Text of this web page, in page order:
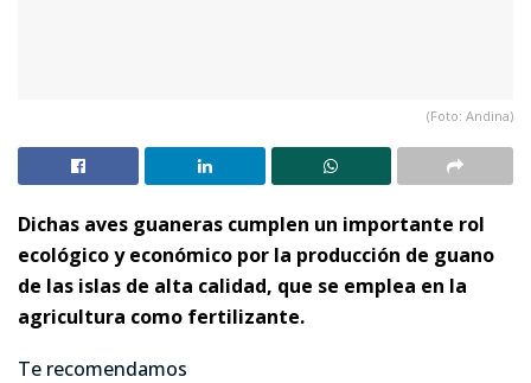
(Foto: Andina)
Dichas aves guaneras cumplen un importante rol
ecológico y económico por la producción de guano
de las islas de alta calidad, que se emplea en la
agricultura como fertilizante.
Te recomendamos